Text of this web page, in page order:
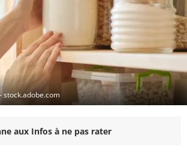
stock.adobe.com
aux Infos à ne pas rater